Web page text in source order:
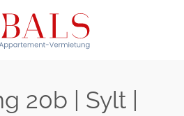
20b | Sylt |